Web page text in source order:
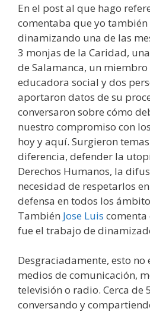
En el post al que hago
comentaba que yo
dinamizando una de las
3 monjas de la Caridad,
de Salamanca, un miembro
educadora social y dos
aportaron datos de su
conversaron sobre cómo
nuestro compromiso con
hoy y aquí. Surgieron
diferencia, defender la
Derechos Humanos, la
necesidad de respetarlos
defensa en todos los
También Jose Luis comenta
fue el trabajo de
Desgraciadamente, esto no
medios de comunicación,
televisión o radio. Cerca de
conversando y